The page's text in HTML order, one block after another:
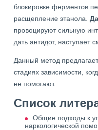
блокировке ферментов
расщепление этанола.
провоцируют сильную
дать антидот, наступает
Данный метод
стадиях зависимости,
не помогают.
Список
Общие подходы к
наркологической